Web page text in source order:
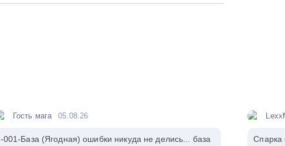
Гость мага 05.08.26
-001-База (Ягодная) ошибки никуда не делись... база
Спарка